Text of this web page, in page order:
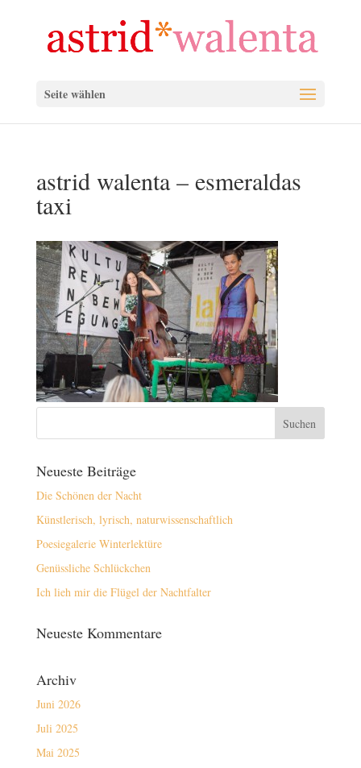
Seite wählen
astrid walenta – esmeraldas
taxi
Neueste Beiträge
Die Schönen der Nacht
Künstlerisch, lyrisch, naturwissenschaftlich
Poesiegalerie Winterlektüre
Genüssliche Schlückchen
Ich lieh mir die Flügel der Nachtfalter
Neueste Kommentare
Archiv
Juni 2026
Juli 2025
Mai 2025